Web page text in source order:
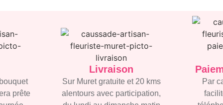
prête
Livraison
Sur Muret gratuite et 20 kms
alentours avec participation,
Par